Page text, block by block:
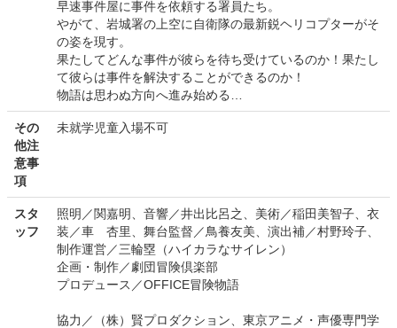
早速事件屋に事件を依頼する署員たち。
やがて、岩城署の上空に自衛隊の最新鋭ヘリコプターがそ
の姿を現す。
果たしてどんな事件が彼らを待ち受けているのか！果たし
て彼らは事件を解決することができるのか！
物語は思わぬ方向へ進み始める…
その
他注
意事
項
未就学児童入場不可
スタ
ッフ
照明／関嘉明、音響／井出比呂之、美術／稲田美智子、衣
装／車 杏里、舞台監督／鳥養友美、演出補／村野玲子、
制作運営／三輪塁（ハイカラなサイレン）
企画・制作／劇団冒険倶楽部
プロデュース／OFFICE冒険物語
協力／（株）賢プロダクション、東京アニメ・声優専門学